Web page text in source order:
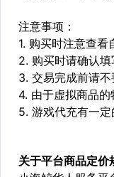
注意事项：
1. 购买时注意查看
2. 购买时请确认填
3. 交易完成前请
4. 由于虚拟商品
5. 游戏代充有一
关于平台商品定价